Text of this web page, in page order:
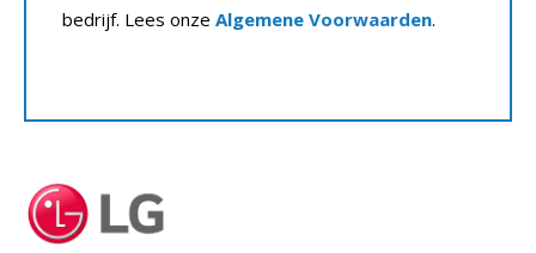
bedrijf. Lees onze Algemene Voorwaarden.